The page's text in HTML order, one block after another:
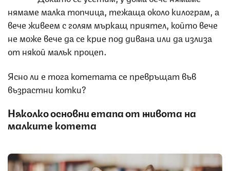
нямаме малка топчица, тежаща около килограм, а
вече живеем с голям мъркащ приятел, който вече
не може вече да се крие под дивана или да излиза
от някой малък процеп.
Ясно ли е тога котетата се превръщат във
възрастни котки?
Няколко основни етапа от живота на
малките котета